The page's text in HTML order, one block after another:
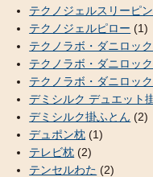
テクノジェルスリーピ
テクノジェルピロー (1)
テクノラボ・ダニロック
テクノラボ・ダニロッ
テクノラボ・ダニロッ
デミシルク デュエット
デミシルク掛ふとん (2)
デュポン枕 (1)
テレビ枕 (2)
テンセルわた (2)